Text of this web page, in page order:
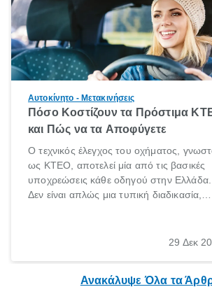
Αυτοκίνητο - Μετακινήσεις
Πόσο Κοστίζουν τα Πρόστιμα
και Πώς να τα Αποφύγετε
Ο τεχνικός έλεγχος του οχήματος,
ως ΚΤΕΟ, αποτελεί μία από τις βασικές
υποχρεώσεις κάθε οδηγού στην Ελλάδα.
Δεν είναι απλώς μια τυπική διαδικασία,
οδηγών και του περιβάλλοντος. Ωστόσο,
29 Δεκ
Ανακάλυψε Όλα τα